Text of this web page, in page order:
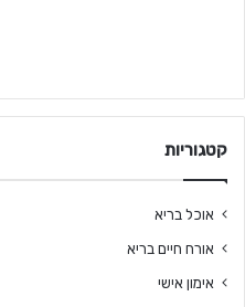
קטגוריות
אוכל בריא
אורח חיים בריא
אימון אישי